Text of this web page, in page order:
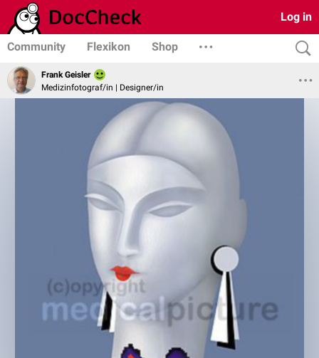
Log in
Community Flexikon Shop
Frank Geisler
Medizinfotograf/in | Designer/in